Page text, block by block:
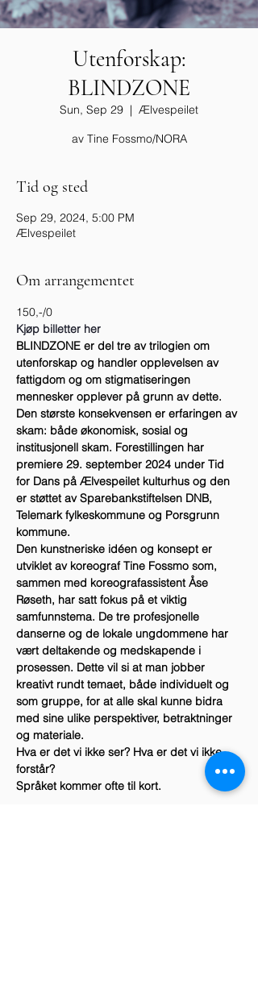
Utenforskap:
BLINDZONE
Sun, Sep 29
  |
Ælvespeilet
av Tine Fossmo/NORA
Tid og sted
Sep 29, 2024, 5:00 PM
Ælvespeilet
Om arrangementet
150,-/0
Kjøp billetter her
BLINDZONE er del tre av trilogien om
utenforskap og handler opplevelsen av
fattigdom og om stigmatiseringen
mennesker opplever på grunn av dette.
Den største konsekvensen er erfaringen av
skam: både økonomisk, sosial og
institusjonell skam. Forestillingen har
premiere 29. september 2024 under Tid
for Dans på Ælvespeilet kulturhus og den
er støttet av Sparebankstiftelsen DNB,
Telemark fylkeskommune og Porsgrunn
kommune.
Den kunstneriske idéen og konsept er
utviklet av koreograf Tine Fossmo som,
sammen med koreografassistent Åse
Røseth, har satt fokus på et viktig
samfunnstema. De tre profesjonelle
danserne og de lokale ungdommene har
vært deltakende og medskapende i
prosessen. Dette vil si at man jobber
kreativt rundt temaet, både individuelt og
som gruppe, for at alle skal kunne bidra
med sine ulike perspektiver, betraktninger
og materiale.
Hva er det vi ikke ser? Hva er det vi ikke
forstår?
Språket kommer ofte til kort.